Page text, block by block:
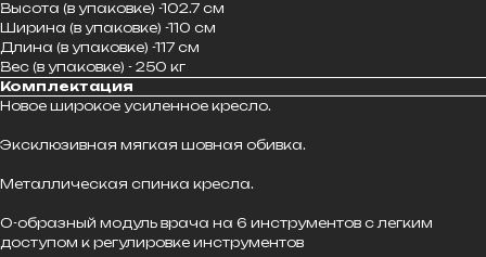
Высота (в упаковке) -102.7 см
Ширина (в упаковке) -110 см
Длина (в упаковке) -117 см
Вес (в упаковке) - 250 кг
Комплектация
Новое широкое усиленное кресло.
Эксклюзивная мягкая шовная обивка.
Металлическая спинка кресла.
О-образный модуль врача на 6 инструментов с легким
доступом к регулировке инструментов